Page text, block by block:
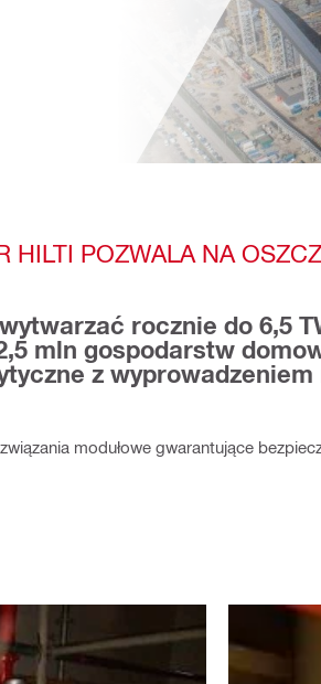
HILTI POZWALA NA
rocznie do 6,5
mln gospodarstw
z wyprowadzeniem
modułowe gwarantujące